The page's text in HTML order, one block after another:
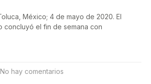
México; 4 de mayo de 2020. El
concluyó el fin de semana con
No hay comentarios